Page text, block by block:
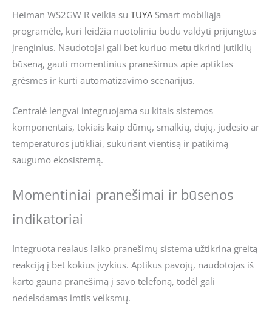
Heiman WS2GW R veikia su TUYASmart mobiliąja
programėle, kuri leidžia nuotoliniu būdu valdyti prijungtus
įrenginius. Naudotojai gali bet kuriuo metu tikrinti jutiklių
būseną, gauti momentinius pranešimus apie aptiktas
grėsmes ir kurti automatizavimo scenarijus.
Centralė lengvai integruojama su kitais sistemos
komponentais, tokiais kaip dūmų, smalkių, dujų, judesio ar
temperatūros jutikliai, sukuriant vientisą ir patikimą
saugumo ekosistemą.
Momentiniai pranešimai ir būsenos
indikatoriai
Integruota realaus laiko pranešimų sistema užtikrina greitą
reakciją į bet kokius įvykius. Aptikus pavojų, naudotojas iš
karto gauna pranešimą į savo telefoną, todėl gali
nedelsdamas imtis veiksmų.